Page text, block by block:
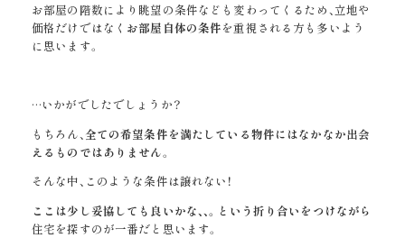
お部屋の階数により眺望の条件なども変わってくるため、立地や
価格だけではなく お部屋自体の条件を重視される方も多いよう
に思います。
…いかがでしたでしょうか？
もちろん、 全ての希望条件を満たしている物件にはなかなか出会
えるものではありません。
そんな中、このような条件は譲れない！
ここは少し妥協しても良いかな、、。という折り合いをつけながら
住宅を探すのが一番だと思います。